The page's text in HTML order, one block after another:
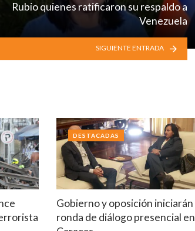
Rubio quienes ratificaron su respaldo a
Venezuela
SIGUIENTE ENTRADA
Gobierno y oposición iniciarán
ronda de diálogo presencial en
DESTACADAS